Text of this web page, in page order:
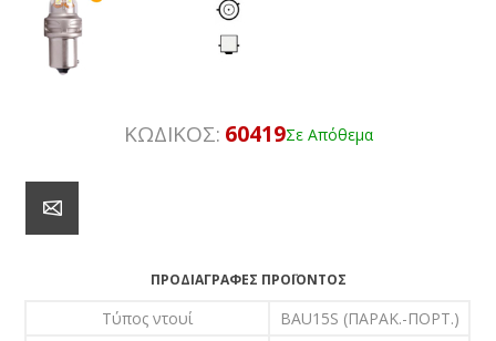
ΚΩΔΙΚΟΣ: 60419Σε Απόθεμα
ΠΡΟΔΙΑΓΡΑΦΈΣ ΠΡΟΪΌΝΤΟΣ
Τύπος ντουί
BAU15S (ΠΑΡΑΚ.-ΠΟΡΤ.)